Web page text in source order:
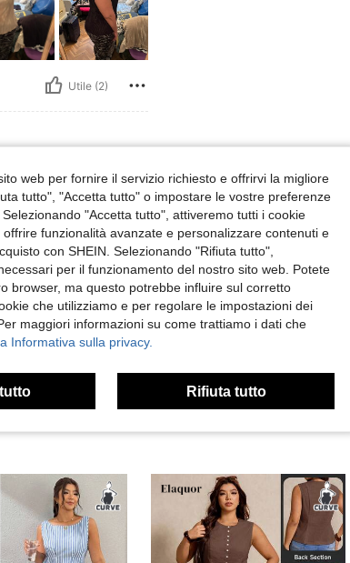
Utile (2)
web per fornire il servizio richiesto e offrirvi la migliore
tutto", "Accetta tutto" o impostare le vostre preferenze
"Accetta tutto", attiveremo tutti i cookie
funzionalità avanzate e personalizzare contenuti e
con SHEIN. Selezionando "Rifiuta tutto",
per il funzionamento del nostro sito web. Potete
browser, ma questo potrebbe influire sul corretto
che utilizziamo e per regolare le impostazioni dei
maggiori informazioni su come trattiamo i dati che
Informativa sulla privacy.
Rifiuta tutto